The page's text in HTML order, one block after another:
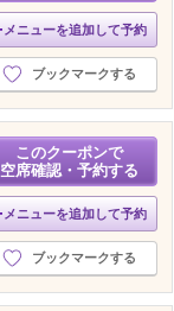
メニューを追加して予約
ブックマークする
このクーポンで
空席確認・予約する
メニューを追加して予約
ブックマークする